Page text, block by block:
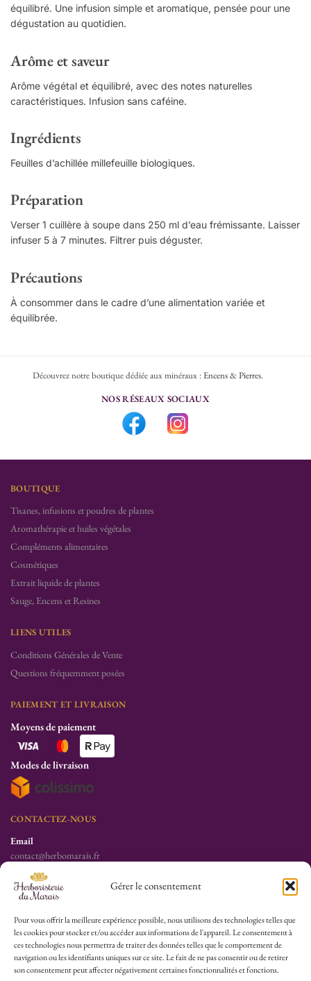
Gérer le consentement
Pour vous offrir la meilleure expérience possible, nous utilisons des technologies telles que
les cookies pour stocker et/ou accéder aux informations de l'appareil. Le consentement à
ces technologies nous permettra de traiter des données telles que le comportement de
navigation ou les identifiants uniques sur ce site. Le fait de ne pas consentir ou de retirer
son consentement peut affecter négativement certaines fonctionnalités et fonctions.
équilibré. Une infusion simple et aromatique, pensée pour une
dégustation au quotidien.
Arôme et saveur
Arôme végétal et équilibré, avec des notes naturelles
caractéristiques. Infusion sans caféine.
Ingrédients
Feuilles d’achillée millefeuille biologiques.
Préparation
Verser 1 cuillère à soupe dans 250 ml d’eau frémissante. Laisser
infuser 5 à 7 minutes. Filtrer puis déguster.
Précautions
À consommer dans le cadre d’une alimentation variée et
équilibrée.
Découvrez notre boutique dédiée aux minéraux :Encens & Pierres.
NOS RÉSEAUX SOCIAUX
BOUTIQUE
Tisanes, infusions et poudres de plantes
Aromathérapie et huiles végétales
Compléments alimentaires
Cosmétiques
Extrait liquide de plantes
Sauge, Encens et Resines
LIENS UTILES
Conditions Générales de Vente
Questions fréquemment posées
PAIEMENT ET LIVRAISON
Moyens de paiement
Modes de livraison
CONTACTEZ-NOUS
Email
contact@herbomarais.fr
Téléphone
+33 6 78 19 34 25
S’adresser à l’herboristerie :
6 rue des Filles du Calvaire
75003 Paris
France